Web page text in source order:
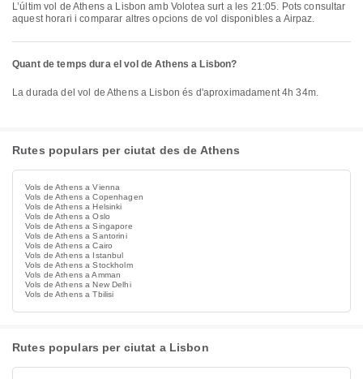
L’últim vol de Athens a Lisbon amb Volotea surt a les 21:05. Pots consultar
aquest horari i comparar altres opcions de vol disponibles a Airpaz.
Quant de temps dura el vol de Athens a Lisbon?
La durada del vol de Athens a Lisbon és d'aproximadament 4h 34m.
Rutes populars per ciutat des de Athens
Vols de Athens a Vienna
Vols de Athens a Copenhagen
Vols de Athens a Helsinki
Vols de Athens a Oslo
Vols de Athens a Singapore
Vols de Athens a Santorini
Vols de Athens a Cairo
Vols de Athens a Istanbul
Vols de Athens a Stockholm
Vols de Athens a Amman
Vols de Athens a New Delhi
Vols de Athens a Tbilisi
Rutes populars per ciutat a Lisbon